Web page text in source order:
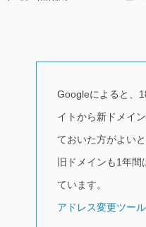
Googleによると、
イトから新ドメイ
ておいた方がよいと
旧ドメインも1年
ています。
アドレス変更ツール